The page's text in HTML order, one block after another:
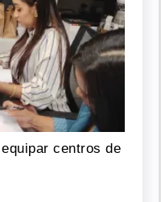
centros de